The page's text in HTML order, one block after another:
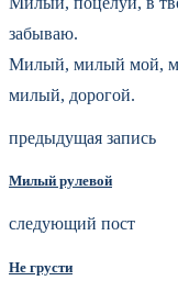
забываю.
Милый, милый мой,
милый, дорогой.
предыдущая запись
Милый рулевой
следующий пост
Не грусти